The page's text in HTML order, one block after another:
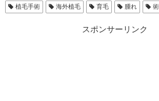
植毛手術
海外植毛 育毛 腫れ
スポンサーリンク